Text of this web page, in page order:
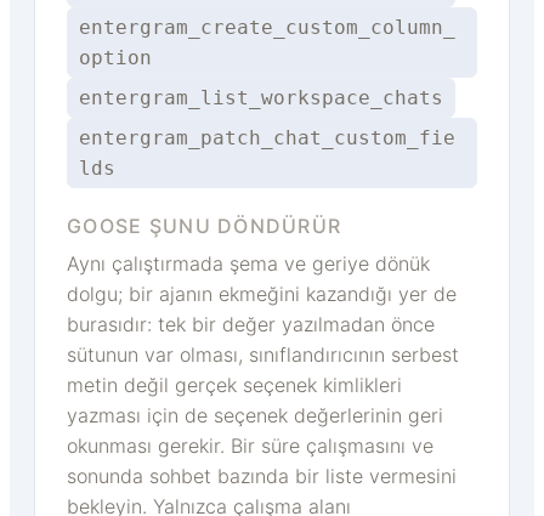
entergram_create_custom_column_
option
entergram_list_workspace_chats
entergram_patch_chat_custom_fie
lds
GOOSE ŞUNU DÖNDÜRÜR
Aynı çalıştırmada şema ve geriye dönük
dolgu; bir ajanın ekmeğini kazandığı yer de
burasıdır: tek bir değer yazılmadan önce
sütunun var olması, sınıflandırıcının serbest
metin değil gerçek seçenek kimlikleri
yazması için de seçenek değerlerinin geri
okunması gerekir. Bir süre çalışmasını ve
sonunda sohbet bazında bir liste vermesini
bekleyin. Yalnızca çalışma alanı